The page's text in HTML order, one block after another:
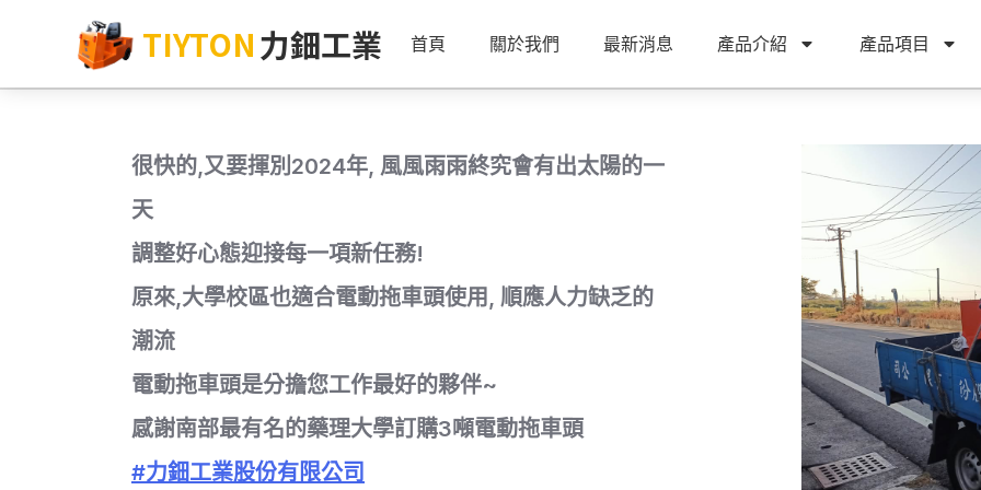
TIYTON力鈿工業 首頁 關於我們 最新消息 產品介紹 產品項目
很快的,又要揮別2024年, 風風雨雨終究會有出太陽的一
天
調整好心態迎接每一項新任務!
原來,大學校區也適合電動拖車頭使用, 順應人力缺乏的
潮流
電動拖車頭是分擔您工作最好的夥伴~
感謝南部最有名的藥理大學訂購3噸電動拖車頭
#力鈿工業股份有限公司